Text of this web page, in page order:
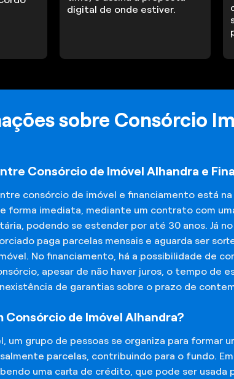
digital de onde estiver.
sobre Consórcio
Consórcio de Imóvel Alhandra e
consórcio de imóvel e financiamento está
forma imediata, mediante um contrato com
podendo se estender por até 30 anos. Já
paga parcelas mensais e aguarda ser
No financiamento, há a possibilidade de
apesar de não haver juros, o tempo de
de garantias sobre o prazo de
Consórcio de Imóvel Alhandra?
um grupo de pessoas se organiza para formar
parcelas, contribuindo para o fundo.
uma carta de crédito, que pode ser